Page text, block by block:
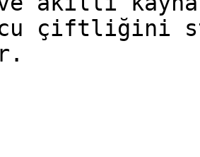
çiftliğini